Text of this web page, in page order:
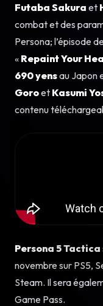
Futaba Sakura et
combat et des
Persona; l’épisode
« Repaint Your
690 yensau Japon
Goroet Kasumi
contenu
Persona 5 Tactica
novembre sur PS5,
Steam. Il sera
Game Pass.